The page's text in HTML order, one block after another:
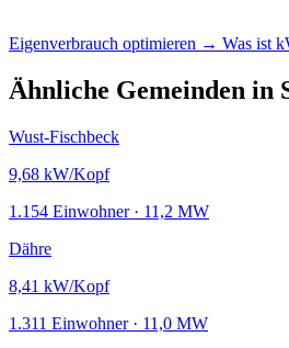
Eigenverbrauch optimieren → Was ist
Ähnliche Gemeinden in
Wust-Fischbeck
9,68 kW/Kopf
1.154 Einwohner · 11,2 MW
Dähre
8,41 kW/Kopf
1.311 Einwohner · 11,0 MW